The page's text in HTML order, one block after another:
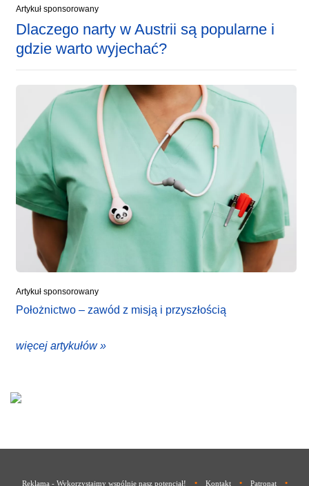
Artykuł sponsorowany
Dlaczego narty w Austrii są popularne i
gdzie warto wyjechać?
Artykuł sponsorowany
Położnictwo – zawód z misją i przyszłością
więcej artykułów »
Reklama - Wykorzystajmy wspólnie nasz potencjał! • Kontakt • Patronat •